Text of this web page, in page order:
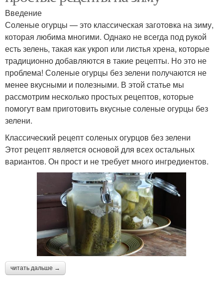
Введение
Соленые огурцы — это классическая заготовка на зиму,
которая любима многими. Однако не всегда под рукой
есть зелень, такая как укроп или листья хрена, которые
традиционно добавляются в такие рецепты. Но это не
проблема! Соленые огурцы без зелени получаются не
менее вкусными и полезными. В этой статье мы
рассмотрим несколько простых рецептов, которые
помогут вам приготовить вкусные соленые огурцы без
зелени.
Классический рецепт соленых огурцов без зелени
Этот рецепт является основой для всех остальных
вариантов. Он прост и не требует много ингредиентов.
читать дальше →